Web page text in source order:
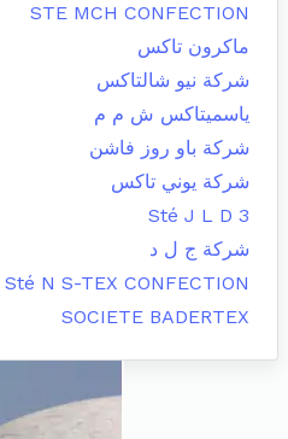
STE MCH CONFECTION
ماكرون تاكس
شركة نيو شالتاكس
ياسميتاكس ش م م
شركة باو روز فاشن
شركة يوني تاكس
Sté J L D 3
شركة ج ل د
Sté N S-TEX CONFECTION
SOCIETE BADERTEX